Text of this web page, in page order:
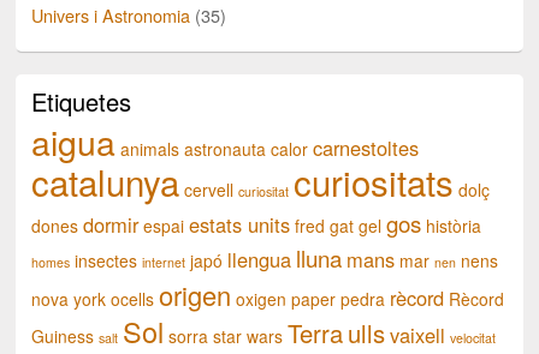
Univers i Astronomia (35)
Etiquetes
aigua animals astronauta calor carnestoltes
catalunya cervell curiositat curiositats dolç
dones dormir espai estats units fred gat gel gos història
homes insectes internet japó llengua lluna mans mar nen nens
nova york ocells origen oxigen paper pedra rècord Rècord
Guiness salt Sol sorra star wars Terraullsvaixell velocitat